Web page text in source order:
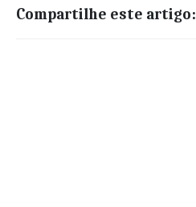
Compartilhe este artigo: